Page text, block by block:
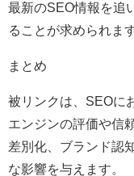
最新のSEO情報を追
ることが求められます
まとめ
被リンクは、SEOに
エンジンの評価や信
差別化、ブランド認
な影響を与えます。